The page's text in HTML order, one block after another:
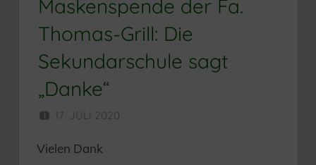
Maskenspende der Fa.
Thomas-Grill: Die
Sekundarschule sagt
„Danke“
17. JULI 2020
Vielen Dank